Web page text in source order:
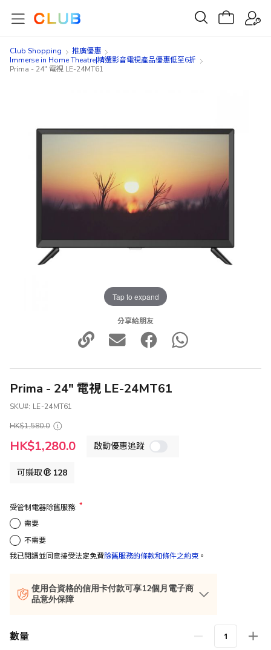
Club Shopping
推廣優惠
Immerse in Home Theatre|精選影音電視產品優惠低至6折
Prima - 24" 電視 LE-24MT61
Tap to expand
分享給朋友
Prima - 24" 電視 LE-24MT61
SKU
LE-24MT61
HK$1,580.0
特
殊
HK$1,280.0 啟動優惠追蹤
可賺取 128
受管制電器除舊服務:
需要
不需要
我已閱讀並同意接受法定免費除舊服務的條款和條件之約束 。
使用合資格的信用卡付款可享12個月電子商
品意外保障
數量